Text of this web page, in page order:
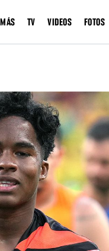
MÁS TV VIDEOS FOTOS